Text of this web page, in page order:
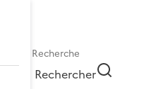
Rechercher